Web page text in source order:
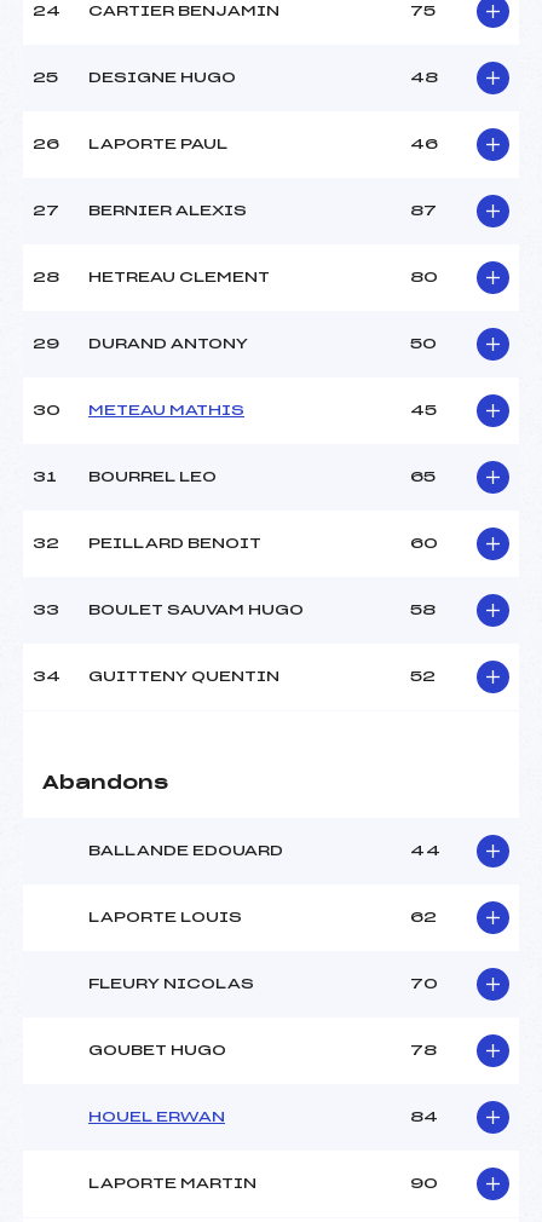
24 CARTIER BENJAMIN 75
25 DESIGNE HUGO 48
26 LAPORTE PAUL 46
27 BERNIER ALEXIS 87
28 HETREAU CLEMENT 80
29 DURAND ANTONY 50
30 METEAU MATHIS 45
31 BOURREL LEO 65
32 PEILLARD BENOIT 60
33 BOULET SAUVAM HUGO 58
34 GUITTENY QUENTIN 52
Abandons
BALLANDE EDOUARD 44
LAPORTE LOUIS 62
FLEURY NICOLAS 70
GOUBET HUGO 78
HOUEL ERWAN 84
LAPORTE MARTIN 90